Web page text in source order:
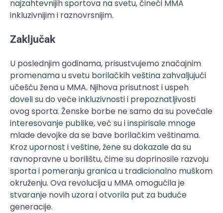
najzahtevnijih sportova na svetu, čineći MMA
inkluzivnijim i raznovrsnijim.
Zaključak
U poslednjim godinama, prisustvujemo značajnim
promenama u svetu borilačkih veština zahvaljujući
učešću žena u MMA. Njihova prisutnost i uspeh
doveli su do veće inkluzivnosti i prepoznatljivosti
ovog sporta. Ženske borbe ne samo da su povećale
interesovanje publike, već su i inspirisale mnoge
mlade devojke da se bave borilačkim veštinama.
Kroz upornost i veštine, žene su dokazale da su
ravnopravne u borilištu, čime su doprinosile razvoju
sporta i pomeranju granica u tradicionalno muškom
okruženju. Ova revolucija u MMA omogućila je
stvaranje novih uzora i otvorila put za buduće
generacije.